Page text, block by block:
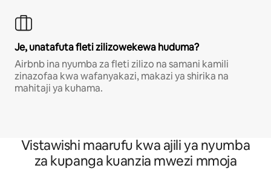
Je, unatafuta fleti zilizowekewa huduma?
Airbnb ina nyumba za fleti zilizo na samani kamili
zinazofaa kwa wafanyakazi, makazi ya shirika na
mahitaji ya kuhama.
Vistawishi maarufu kwa ajili ya nyumba
za kupanga kuanzia mwezi mmoja